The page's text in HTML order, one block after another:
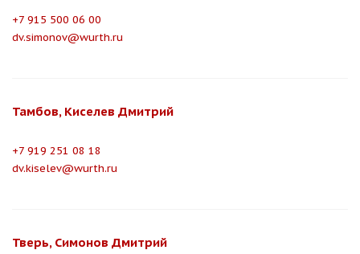
+7 915 500 06 00
dv.simonov@wurth.ru
Тамбов, Киселев Дмитрий
+7 919 251 08 18
dv.kiselev@wurth.ru
Тверь, Симонов Дмитрий